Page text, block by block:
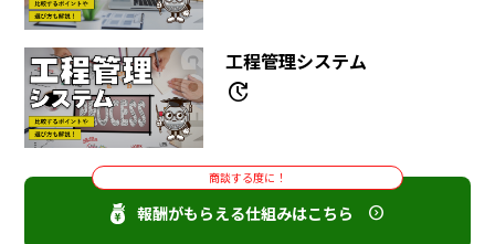
工程管理システム
update
商談する度に！
報酬がもらえる仕組みはこちら